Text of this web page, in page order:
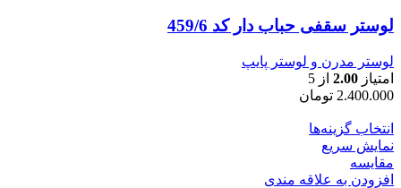
لوستر سقفی حباب دار کد 459/6
لوستر مدرن و لوستر پایپ
امتیاز 2.00 از 5
2.400.000 تومان
انتخاب گزینه‌ها
نمایش سریع
مقايسه
افزودن به علاقه مندی